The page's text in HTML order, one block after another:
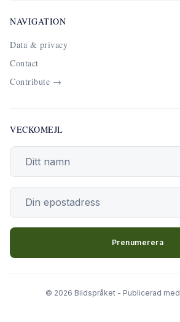
NAVIGATION
Data & privacy
Contact
Contribute →
VECKOMEJL
Prenumerera
© 2026 Bildspråket - Publicerad med